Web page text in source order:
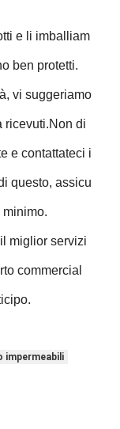
e li imballiam
ben protetti.
vi suggeriamo
ricevuti.Non di
e contattateci i
questo, assicu
miglior servizi
commercial
impermeabili